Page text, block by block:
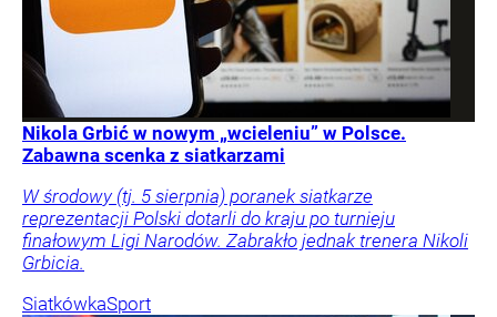
Nikola Grbić w nowym „wcieleniu” w Polsce.
Zabawna scenka z siatkarzami
W środowy (tj. 5 sierpnia) poranek siatkarze
reprezentacji Polski dotarli do kraju po turnieju
finałowym Ligi Narodów. Zabrakło jednak trenera Nikoli
Grbicia.
SiatkówkaSport